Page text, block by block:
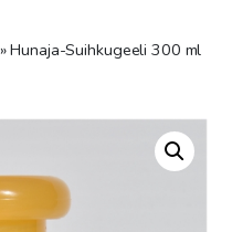
»Hunaja-Suihkugeeli 300 ml